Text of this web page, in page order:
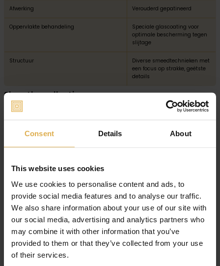
Consent Details About
This website uses cookies
We use cookies to personalise content and ads, to
provide social media features and to analyse our traffic.
We also share information about your use of our site with
our social media, advertising and analytics partners who
may combine it with other information that you’ve
provided to them or that they’ve collected from your use
of their services.
Afwerking Verouderd gepatineerd
Oppervlakte behandeling
Speciale glascoating voor
optimale bescherming tegen
slijtage
Structuur
Diverse smeedtechnieken met
een focus op strakke, geëtste
details
Shop the collection